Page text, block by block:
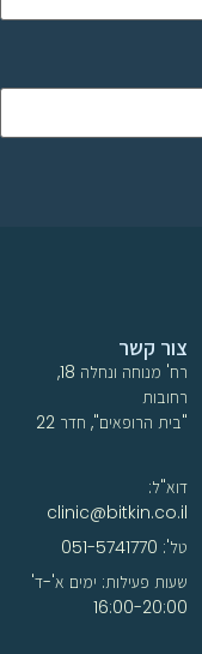
צור קשר
רח' מנוחה ונחלה 18,
רחובות
"בית הרופאים", חדר 22
דוא"ל:
clinic@bitkin.co.il
טל': 051-5741770
שעות פעילות: ימים א'-ד'
16:00-20:00